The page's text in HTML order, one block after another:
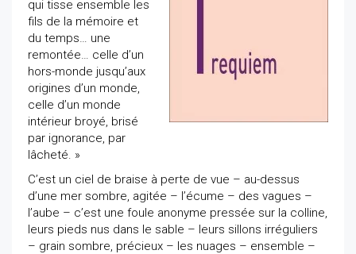
qui tisse ensemble les
fils de la mémoire et
du temps… une
remontée… celle d’un
hors-monde jusqu’aux
origines d’un monde,
celle d’un monde
intérieur broyé, brisé
par ignorance, par
lâcheté. »
C’est un ciel de braise à perte de vue – au-dessus
d’une mer sombre, agitée – l’écume – des vagues –
l’aube – c’est une foule anonyme pressée sur la colline,
leurs pieds nus dans le sable – leurs sillons irréguliers
– grain sombre, précieux – les nuages – ensemble –